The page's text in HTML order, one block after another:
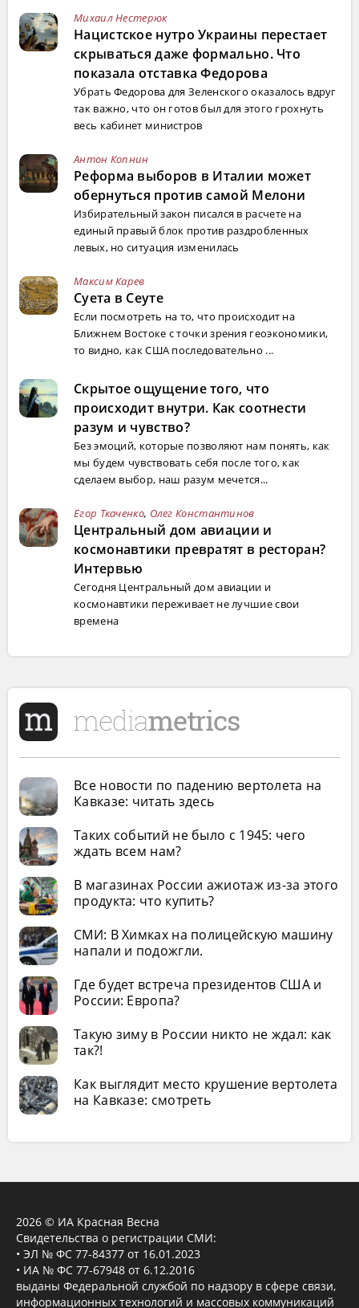
Михаил Нестерюк
Нацистское нутро Украины перестает
скрываться даже формально. Что
показала отставка Федорова
Убрать Федорова для Зеленского оказалось вдруг
так важно, что он готов был для этого грохнуть
весь кабинет министров
Антон Копнин
Реформа выборов в Италии может
обернуться против самой Мелони
Избирательный закон писался в расчете на
единый правый блок против раздробленных
левых, но ситуация изменилась
Максим Карев
Суета в Сеуте
Если посмотреть на то, что происходит на
Ближнем Востоке с точки зрения геоэкономики,
то видно, как США последовательно ...
Скрытое ощущение того, что
происходит внутри. Как соотнести
разум и чувство?
Без эмоций, которые позволяют нам понять, как
мы будем чувствовать себя после того, как
сделаем выбор, наш разум мечется...
Егор Ткаченко, Олег Константинов
Центральный дом авиации и
космонавтики превратят в ресторан?
Интервью
Сегодня Центральный дом авиации и
космонавтики переживает не лучшие свои
времена
Все новости по падению вертолета на
Кавказе: читать здесь
Таких событий не было с 1945: чего
ждать всем нам?
В магазинах России ажиотаж из-за этого
продукта: что купить?
СМИ: В Химках на полицейскую машину
напали и подожгли.
Где будет встреча президентов США и
России: Европа?
Такую зиму в России никто не ждал: как
так?!
Как выглядит место крушение вертолета
на Кавказе: смотреть
2026 © ИА Красная Весна
Свидетельства о регистрации СМИ:
• ЭЛ № ФС 77-84377 от 16.01.2023
• ИА № ФС 77-67948 от 6.12.2016
выданы Федеральной службой по надзору в сфере связи,
информационных технологий и массовых коммуникаций